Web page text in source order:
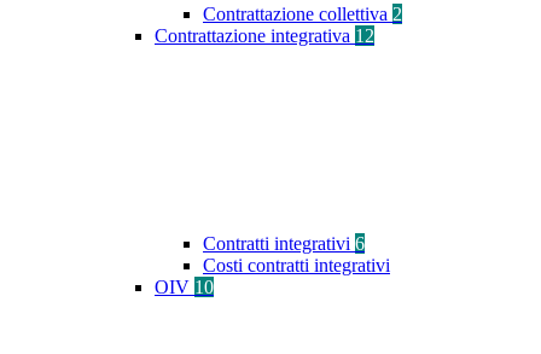
Contrattazione collettiva 2
Contrattazione integrativa 12
Contratti integrativi 6
Costi contratti integrativi
OIV 10